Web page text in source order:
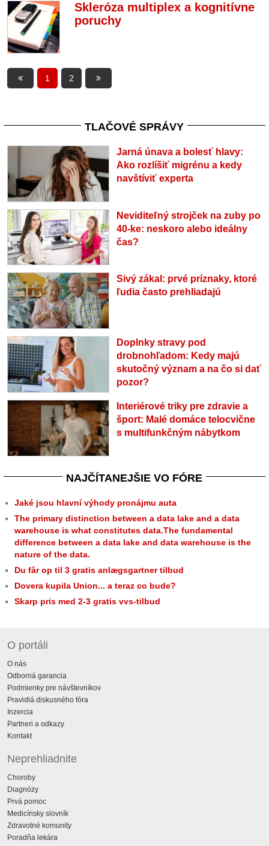
Skleróza multiplex a kognitívne
poruchy
1 2
TLAČOVÉ SPRÁVY
Jarná únava a bolesť hlavy:
Ako rozlíšiť migrénu a kedy
navštíviť experta
Neviditeľný strojček na zuby po
40-ke: neskoro alebo ideálny
čas?
Sivý zákal: prvé príznaky, ktoré
ľudia často prehliadajú
Doplnky stravy pod
drobnohľadom: Kedy majú
skutočný význam a na čo si dať
pozor?
Interiérové triky pre zdravie a
šport: Malé domáce telocvične
s multifunkčným nábytkom
NAJČÍTANEJŠIE VO FÓRE
Jaké jsou hlavní výhody pronájmu auta
The primary distinction between a data lake and a data
warehouse is what constitutes data.The fundamental
difference between a data lake and data warehouse is the
nature of the data.
Du får op til 3 gratis anlægsgartner tilbud
Dovera kupila Union... a teraz co bude?
Skarp pris med 2-3 gratis vvs-tilbud
O portáli
O nás
Odborná garancia
Podmienky pre návštevníkov
Pravidlá diskusného fóra
Inzercia
Partneri a odkazy
Kontakt
Neprehliadnite
Choroby
Diagnózy
Prvá pomoc
Medicínsky slovník
Zdravotné komunity
Poradňa lekára